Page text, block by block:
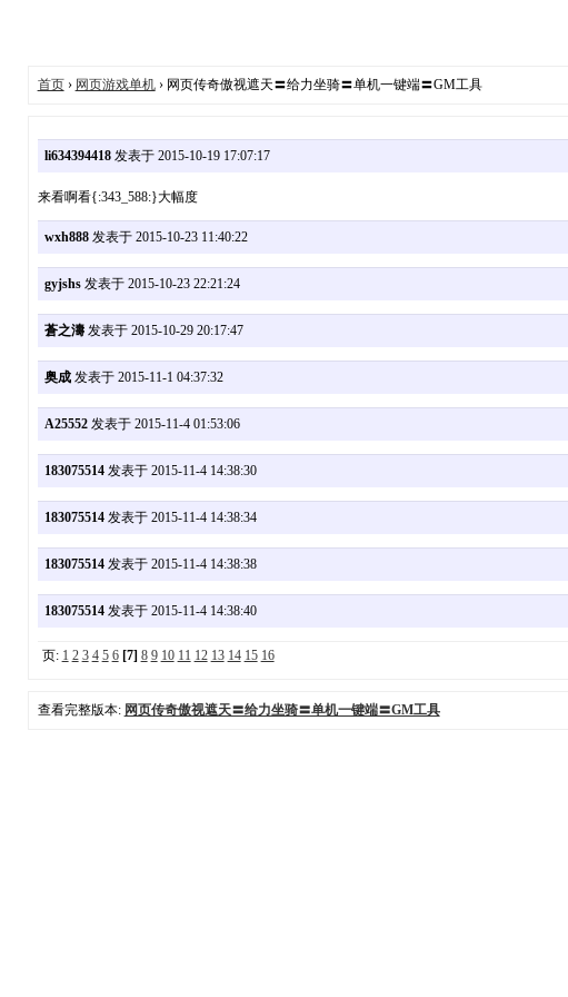
首页› 网页游戏单机› 网页传奇傲视遮天〓给力坐骑〓单机一键端〓GM工具
li634394418发表于 2015-10-19 17:07:17
来看啊看{:343_588:}大幅度
wxh888发表于 2015-10-23 11:40:22
gyjshs发表于 2015-10-23 22:21:24
蒼之濤发表于 2015-10-29 20:17:47
奥成发表于 2015-11-1 04:37:32
A25552发表于 2015-11-4 01:53:06
183075514发表于 2015-11-4 14:38:30
183075514发表于 2015-11-4 14:38:34
183075514发表于 2015-11-4 14:38:38
183075514发表于 2015-11-4 14:38:40
页: 1 2 3 4 5 6 [7] 8 9 10 11 12 13 14 15 16
查看完整版本: 网页传奇傲视遮天〓给力坐骑〓单机一键端〓GM工具